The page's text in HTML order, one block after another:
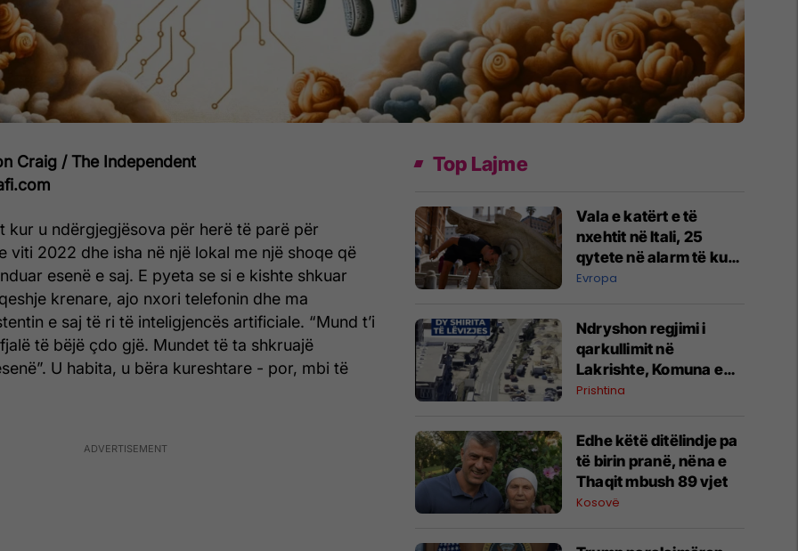
Craig / The Independent
kur u ndërgjegjësova për herë të parë për
viti 2022 dhe isha në një lokal me një shoqe që
esenë e saj. E pyeta se si e kishte shkuar
krenare, ajo nxori telefonin dhe ma
e saj të ri të inteligjencës artificiale. “Mund t’i
të bëjë çdo gjë. Mundet të ta shkruajë
U habita, u bëra kureshtare - por, mbi të
Top Lajme
Vala e katërt e të
nxehtit në Itali, 25
qytete në alarm të kuq
- probleme me
Evropa
Ndryshon regjimi i
qarkullimit në
Lakrishte, Komuna e
Prishtinës ofron
Prishtina
Edhe këtë ditëlindje pa
të birin pranë, nëna e
Thaqit mbush 89 vjet
Kosovë